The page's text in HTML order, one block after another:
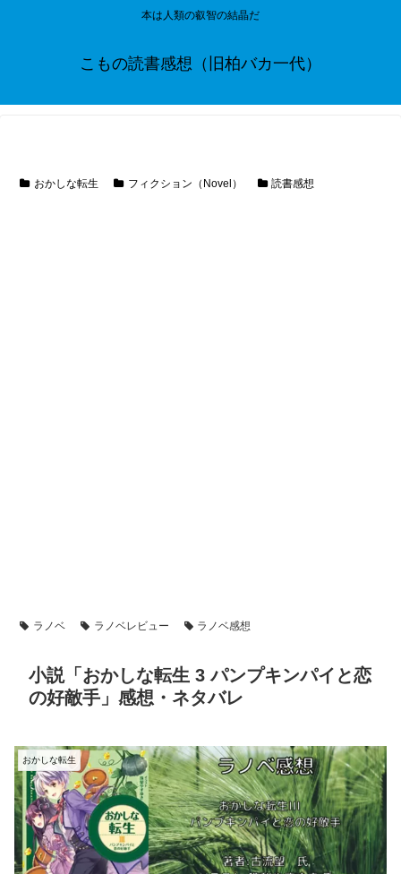
本は人類の叡智の結晶だ
こもの読書感想（旧柏バカ一代）
おかしな転生 フィクション（Novel） 読書感想
ラノベ ラノベレビュー ラノベ感想
小説「おかしな転生 3 パンプキンパイと恋
の好敵手」感想・ネタバレ
おかしな転生